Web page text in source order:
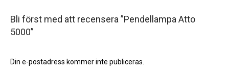
Bli först med att recensera ”Pendellampa Atto
5000”
Din e-postadress kommer inte publiceras.